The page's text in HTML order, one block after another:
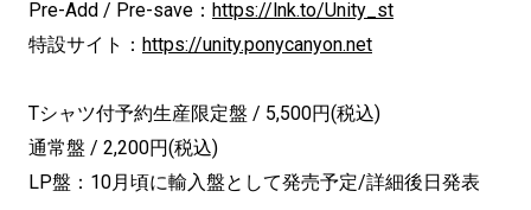
Pre-Add / Pre-save： https://lnk.to/Unity_st
特設サイト： https://unity.ponycanyon.net
Tシャツ付予約生産限定盤 / 5,500円(税込)
通常盤 / 2,200円(税込)
LP盤：10月頃に輸入盤として発売予定/詳細後日発表